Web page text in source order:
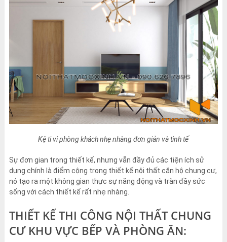
Kệ ti vi phòng khách nhẹ nhàng đơn giản và tinh tế
Sự đơn gian trong thiết kế, nhưng vẫn đầy đủ các tiện ích sử
dụng chính là điểm cộng trong thiết kế nội thất căn hộ chung cư,
nó tạo ra một không gian thực sự năng động và tràn đầy sức
sống với cách thiết kế rất nhẹ nhàng.
THIẾT KẾ THI CÔNG NỘI THẤT CHUNG
CƯ KHU VỰC BẾP VÀ PHÒNG ĂN: